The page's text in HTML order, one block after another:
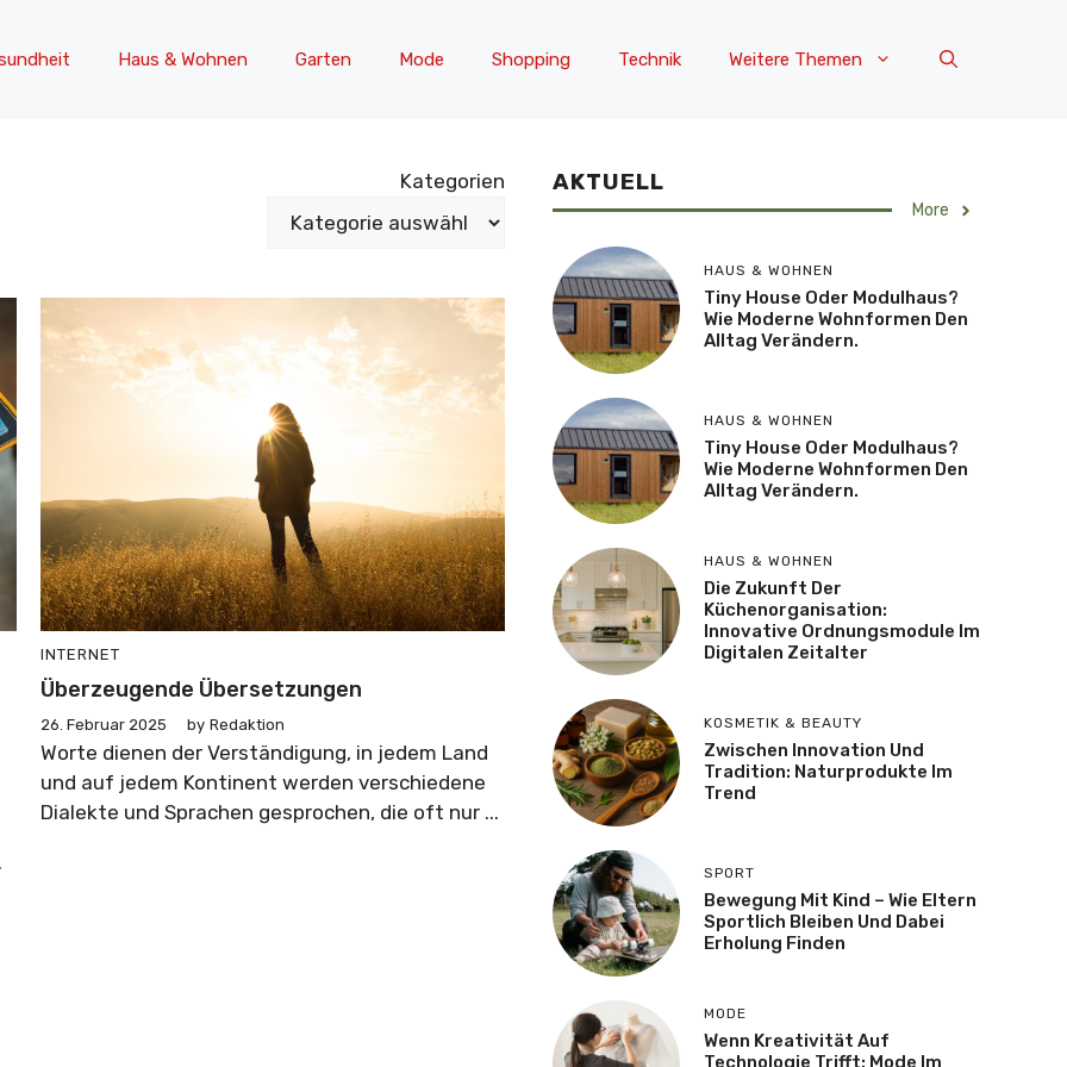
Haus & Wohnen Garten Mode Shopping Technik Weitere Themen
Kategorien
INTERNET
Überzeugende Übersetzungen
26. Februar 2025 by Redaktion
Worte dienen der Verständigung, in jedem Land
und auf jedem Kontinent werden verschiedene
Dialekte und Sprachen gesprochen, die oft nur ...
AKTUELL
More
HAUS & WOHNEN
Tiny House Oder Modulhaus?
Wie Moderne Wohnformen Den
Alltag Verändern.
HAUS & WOHNEN
Tiny House Oder Modulhaus?
Wie Moderne Wohnformen Den
Alltag Verändern.
HAUS & WOHNEN
Die Zukunft Der
Küchenorganisation:
Innovative Ordnungsmodule Im
Digitalen Zeitalter
KOSMETIK & BEAUTY
Zwischen Innovation Und
Tradition: Naturprodukte Im
Trend
SPORT
Bewegung Mit Kind – Wie Eltern
Sportlich Bleiben Und Dabei
Erholung Finden
MODE
Wenn Kreativität Auf
Technologie Trifft: Mode Im